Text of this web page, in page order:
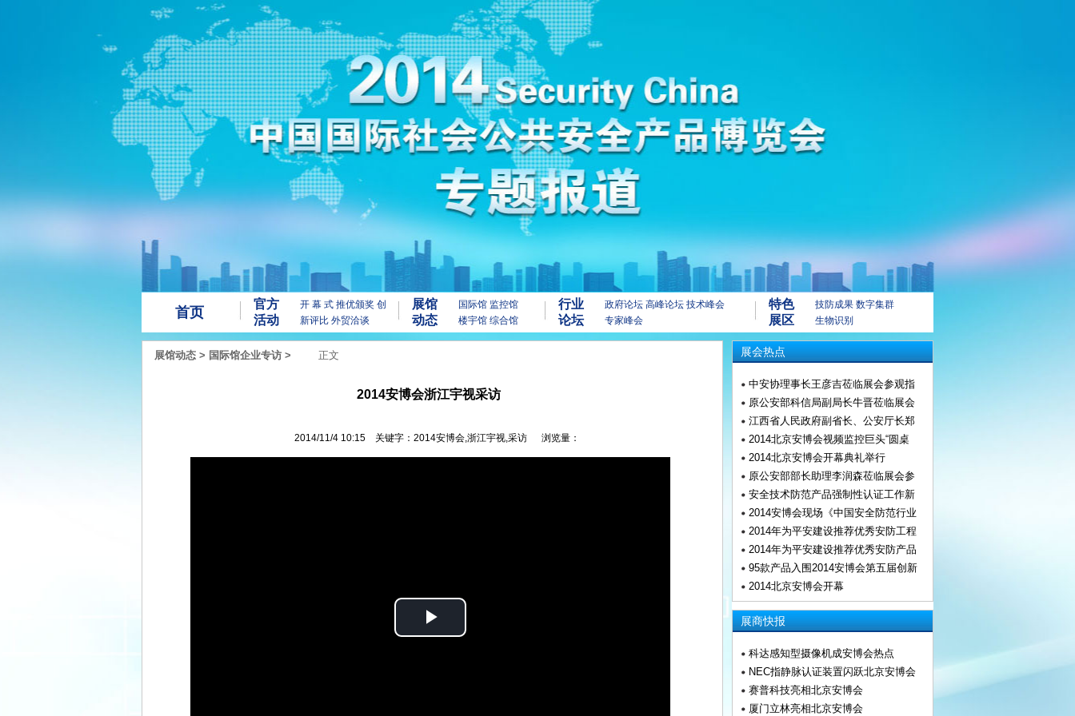
首页
官方
活动
开 幕 式 推优颁奖 创
新评比 外贸洽谈
展馆
动态
国际馆 监控馆
楼宇馆 综合馆
行业
论坛
政府论坛 高峰论坛 技术峰会
专家峰会
特色
展区
技防成果 数字集群
生物识别
展馆动态 > 国际馆企业专访 > 正文
2014安博会浙江宇视采访
2014/11/4 10:15 关键字：2014安博会,浙江宇视,采访 浏览量：
Play
展会热点
中安协理事长王彦吉莅临展会参观指
原公安部科信局副局长牛晋莅临展会
江西省人民政府副省长、公安厅长郑
2014北京安博会视频监控巨头“圆桌
2014北京安博会开幕典礼举行
原公安部部长助理李润森莅临展会参
安全技术防范产品强制性认证工作新
2014安博会现场《中国安全防范行业
2014年为平安建设推荐优秀安防工程
2014年为平安建设推荐优秀安防产品
95款产品入围2014安博会第五届创新
2014北京安博会开幕
展商快报
科达感知型摄像机成安博会热点
NEC指静脉认证装置闪跃北京安博会
赛普科技亮相北京安博会
厦门立林亮相北京安博会